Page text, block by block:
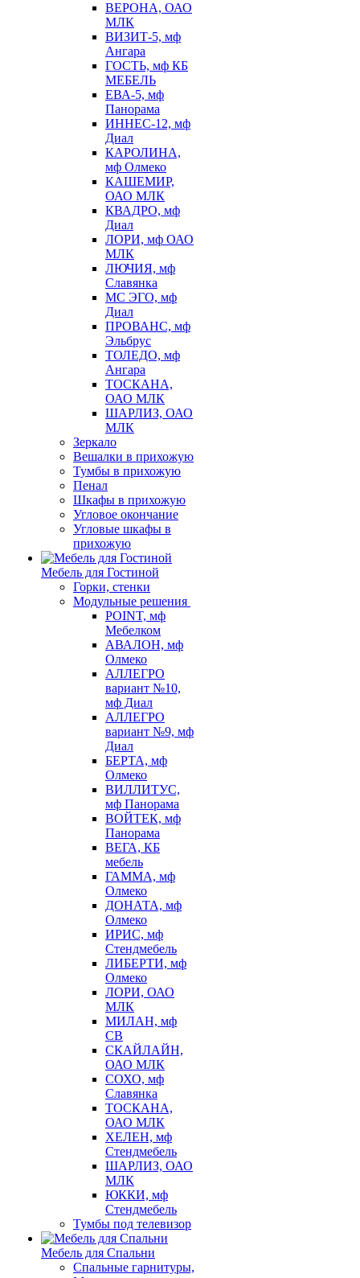
ВЕРОНА, ОАО
МЛК
ВИЗИТ-5, мф
Ангара
ГОСТЬ, мф КБ
МЕБЕЛЬ
ЕВА-5, мф
Панорама
ИННЕС-12, мф
Диал
КАРОЛИНА,
мф Олмеко
КАШЕМИР,
ОАО МЛК
КВАДРО, мф
Диал
ЛОРИ, мф ОАО
МЛК
ЛЮЧИЯ, мф
Славянка
МС ЭГО, мф
Диал
ПРОВАНС, мф
Эльбрус
ТОЛЕДО, мф
Ангара
ТОСКАНА,
ОАО МЛК
ШАРЛИЗ, ОАО
МЛК
Зеркало
Вешалки в прихожую
Тумбы в прихожую
Пенал
Шкафы в прихожую
Угловое окончание
Угловые шкафы в
прихожую
Мебель для Гостиной
Горки, стенки
Модульные решения
POINT, мф
Мебелком
АВАЛОН, мф
Олмеко
АЛЛЕГРО
вариант №10,
мф Диал
АЛЛЕГРО
вариант №9, мф
Диал
БЕРТА, мф
Олмеко
ВИЛЛИТУС,
мф Панорама
ВОЙТЕК, мф
Панорама
ВЕГА, КБ
мебель
ГАММА, мф
Олмеко
ДОНАТА, мф
Олмеко
ИРИС, мф
Стендмебель
ЛИБЕРТИ, мф
Олмеко
ЛОРИ, ОАО
МЛК
МИЛАН, мф
СВ
СКАЙЛАЙН,
ОАО МЛК
СОХО, мф
Славянка
ТОСКАНА,
ОАО МЛК
ХЕЛЕН, мф
Стендмебель
ШАРЛИЗ, ОАО
МЛК
ЮККИ, мф
Стендмебель
Тумбы под телевизор
Мебель для Спальни
Спальные гарнитуры,